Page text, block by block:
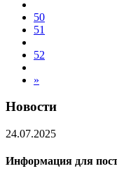
50
51
52
»
Новости
24.07.2025
Информация для